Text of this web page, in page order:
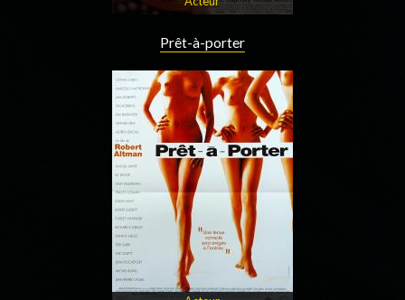
Prêt-à-porter